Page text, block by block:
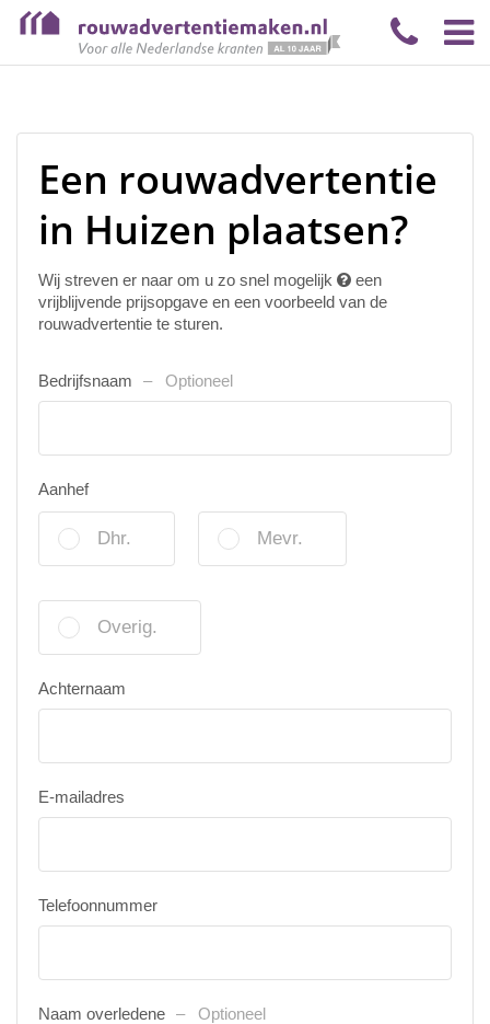
Een rouwadvertentie
in Huizen plaatsen?
Wij streven er naar om u zo snel mogelijk
een
vrijblijvende prijsopgave en een voorbeeld van de
rouwadvertentie te sturen.
Bedrijfsnaam Optioneel
Aanhef
Dhr. Mevr.
Overig.
Achternaam
E-mailadres
Telefoonnummer
Naam overledene Optioneel